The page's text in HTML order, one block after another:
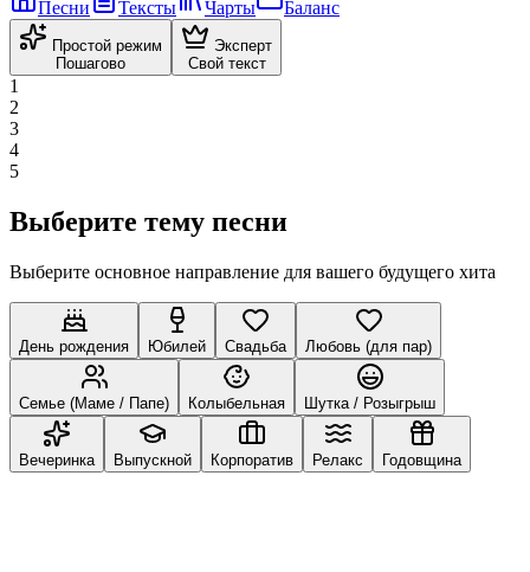
Песни
Тексты Чарты Баланс
Простой режим
Пошагово
Эксперт
Свой текст
1
2
3
4
5
Выберите тему песни
Выберите основное направление для вашего будущего хита
День рождения Юбилей Свадьба Любовь (для пар)
Семье (Маме / Папе) Колыбельная Шутка / Розыгрыш
Вечеринка Выпускной Корпоратив Релакс Годовщина